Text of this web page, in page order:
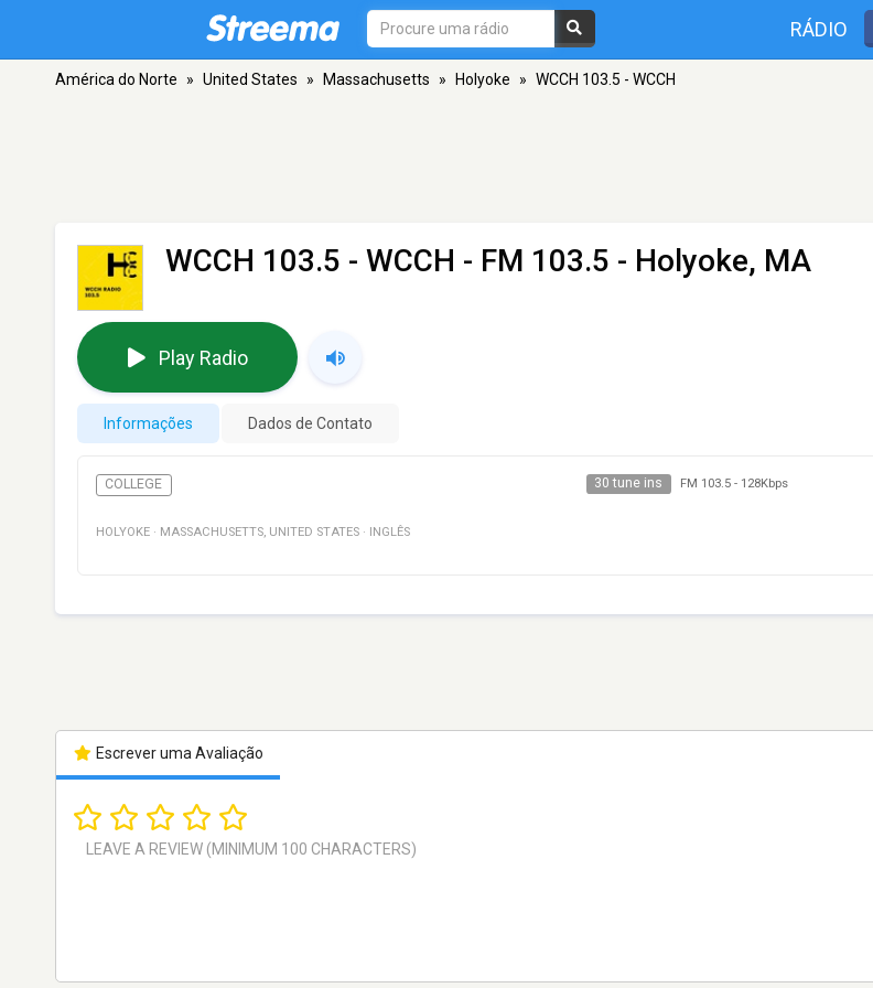
RÁDIO
América do Norte » United States » Massachusetts » Holyoke » WCCH 103.5 - WCCH
WCCH 103.5 - WCCH - FM 103.5 - Holyoke, MA
Play Radio
Informações Dados de Contato
COLLEGE 30 tune ins FM 103.5- 128Kbps
HOLYOKE · MASSACHUSETTS, UNITED STATES · INGLÊS
Escrever uma Avaliação